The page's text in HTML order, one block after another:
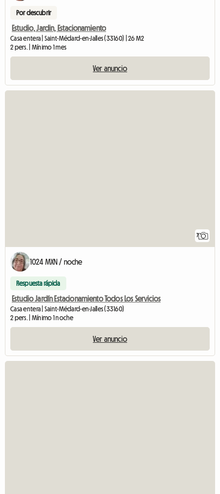
Por descubrir
Estudio, Jardin, Estacionamiento
Casa entera | Saint-Médard-en-Jalles (33160) | 26 M2
2 pers. | Mínimo 1 mes
Ver anuncio
7
1024 MXN / noche
Respuesta rápida
Estudio Jardín Estacionamiento Todos Los Servicios
Casa entera | Saint-Médard-en-Jalles (33160)
2 pers. | Mínimo 1 noche
Ver anuncio